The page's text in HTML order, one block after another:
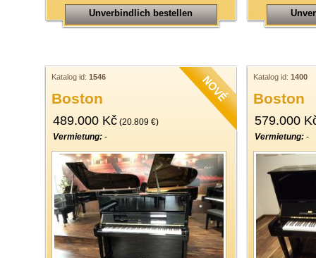
Unverbindlich bestellen
Katalog id: 1546
Boston
489.000 Kč (20.809 €)
Vermietung: -
Katalog id: 1400
Boston
579.000
Vermietung: -